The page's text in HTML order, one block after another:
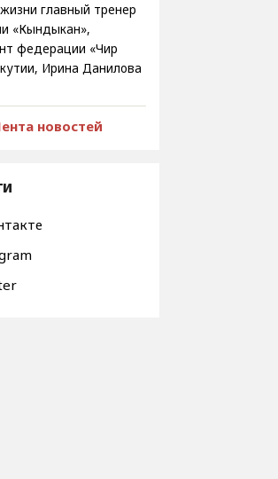
главный тренер
«Кындыкан»,
федерации «Чир
Ирина Данилова
новостей